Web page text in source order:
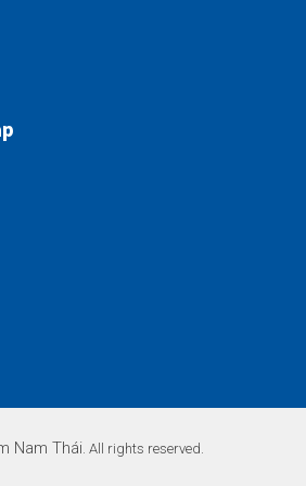
Nam Thái . All rights reserved.